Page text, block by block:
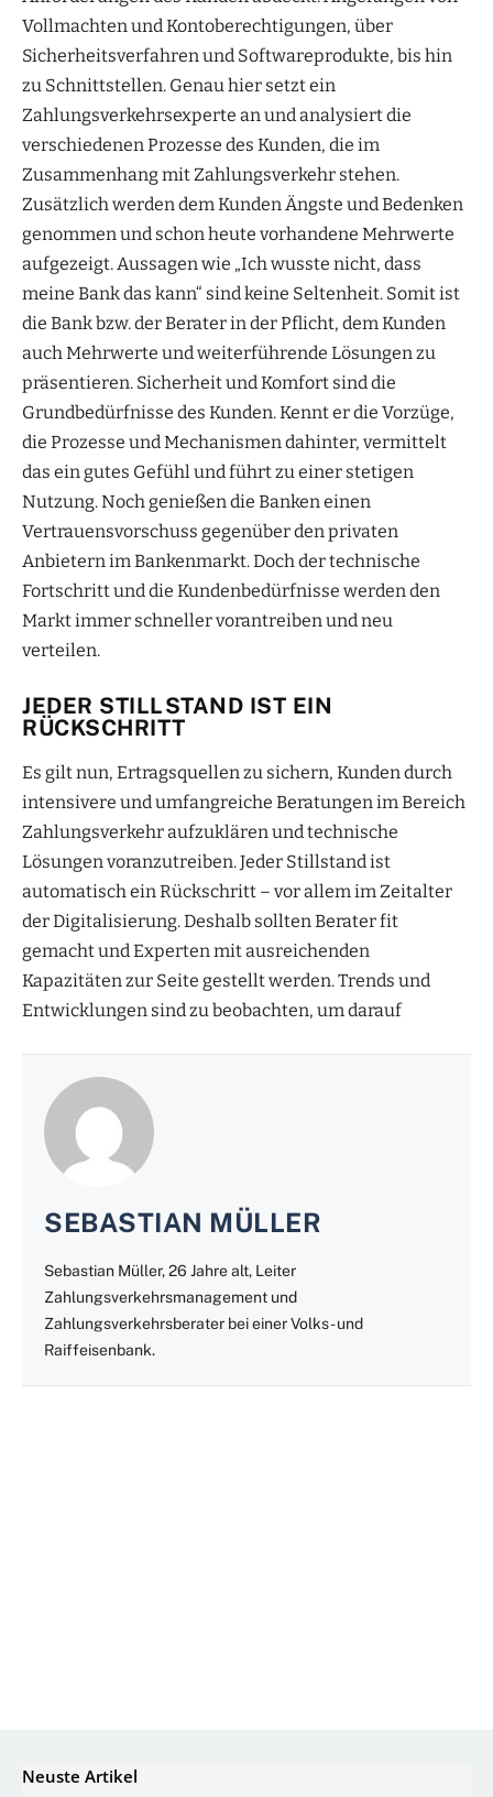
Vollmachten und Kontoberechtigungen, über
Sicherheitsverfahren und Softwareprodukte, bis hin
zu Schnittstellen. Genau hier setzt ein
Zahlungsverkehrsexperte an und analysiert die
verschiedenen Prozesse des Kunden, die im
Zusammenhang mit Zahlungsverkehr stehen.
Zusätzlich werden dem Kunden Ängste und Bedenken
genommen und schon heute vorhandene Mehrwerte
aufgezeigt. Aussagen wie „Ich wusste nicht, dass
meine Bank das kann“ sind keine Seltenheit. Somit ist
die Bank bzw. der Berater in der Pflicht, dem Kunden
auch Mehrwerte und weiterführende Lösungen zu
präsentieren. Sicherheit und Komfort sind die
Grundbedürfnisse des Kunden. Kennt er die Vorzüge,
die Prozesse und Mechanismen dahinter, vermittelt
das ein gutes Gefühl und führt zu einer stetigen
Nutzung. Noch genießen die Banken einen
Vertrauensvorschuss gegenüber den privaten
Anbietern im Bankenmarkt. Doch der technische
Fortschritt und die Kundenbedürfnisse werden den
Markt immer schneller vorantreiben und neu
verteilen.
JEDER STILLSTAND IST EIN
RÜCKSCHRITT
Es gilt nun, Ertragsquellen zu sichern, Kunden durch
intensivere und umfangreiche Beratungen im Bereich
Zahlungsverkehr aufzuklären und technische
Lösungen voranzutreiben. Jeder Stillstand ist
automatisch ein Rückschritt – vor allem im Zeitalter
der Digitalisierung. Deshalb sollten Berater fit
gemacht und Experten mit ausreichenden
Kapazitäten zur Seite gestellt werden. Trends und
Entwicklungen sind zu beobachten, um darauf
SEBASTIAN MÜLLER
Sebastian Müller, 26 Jahre alt, Leiter
Zahlungsverkehrsmanagement und
Zahlungsverkehrsberater bei einer Volks- und
Raiffeisenbank.
Neuste Artikel